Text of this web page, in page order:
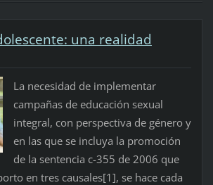
una realidad
La necesidad de implementar
campañas de educación sexual
integral, con perspectiva de género y
en las que se incluya la promoción
de la sentencia c-355 de 2006 que
en tres causales[1], se hace cada